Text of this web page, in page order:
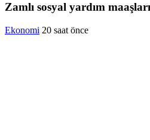
Zamlı sosyal yardım
Ekonomi 20 saat önce